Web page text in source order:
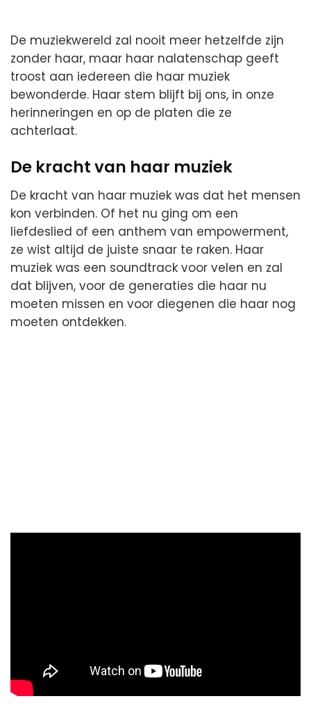
De muziekwereld zal nooit meer hetzelfde zijn
zonder haar, maar haar nalatenschap geeft
troost aan iedereen die haar muziek
bewonderde. Haar stem blijft bij ons, in onze
herinneringen en op de platen die ze
achterlaat.
De kracht van haar muziek
De kracht van haar muziek was dat het mensen
kon verbinden. Of het nu ging om een
liefdeslied of een anthem van empowerment,
ze wist altijd de juiste snaar te raken. Haar
muziek was een soundtrack voor velen en zal
dat blijven, voor de generaties die haar nu
moeten missen en voor diegenen die haar nog
moeten ontdekken.